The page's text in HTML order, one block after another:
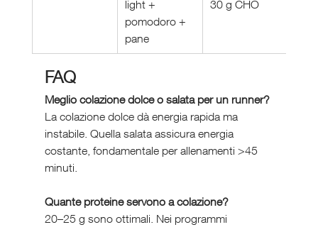
light +
pomodoro +
pane
30 g CHO
FAQ
Meglio colazione dolce o salata per un runner?
La colazione dolce dà energia rapida ma
instabile. Quella salata assicura energia
costante, fondamentale per allenamenti >45
minuti.
Quante proteine servono a colazione?
20–25 g sono ottimali. Nei programmi